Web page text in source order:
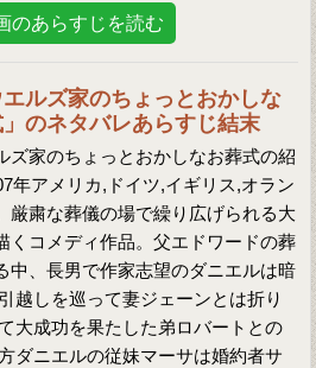
のあらすじを読む
エルズ家のちょっとおかしな
のネタバレあらすじ結末
ズ家のちょっとおかしなお葬式の紹
年アメリカ,ドイツ,イギリス,オラン
厳粛な葬儀の場で繰り広げられる大
くコメディ作品。父エドワードの葬
中、長男で作家志望のダニエルは暗
越しを巡って妻ジェーンとは折り
大成功を果たした弟ロバートとの
ダニエルの従妹マーサは婚約者サ